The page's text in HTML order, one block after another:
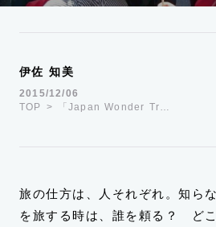
伊佐 知美
2015/12/06
TOP
「Japan Wonder Tr…
旅の仕方は、人それぞれ。知ら
を旅する時は、誰を頼る？ ど